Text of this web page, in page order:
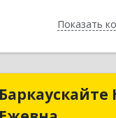
Показать
Баркаускайте